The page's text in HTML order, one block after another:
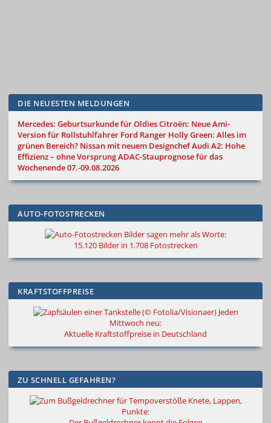
DIE NEUESTEN MELDUNGEN
Mercedes: Geburtsurkunde für OldiesCitroën: Neue Ami-
Version für Rollstuhlfahrer Ford Ranger Holly Green: Alles im
grünen Bereich? Nissan mit neuem DesignchefAudi A2: Hohe
Effizienz – ohne VorsprungADAC-Stauprognose für das
Wochenende 07.-09.08.2026
AUTO-FOTOSTRECKEN
Bilder sagen mehr als Worte:
15.120 Bilder in 1.708 Fotostrecken
KRAFTSTOFFPREISE
Jeden
Mittwoch neu:
Aktuelle Kraftstoffpreise in Deutschland
ZU SCHNELL GEFAHREN?
Knete, Lappen,
Punkte: